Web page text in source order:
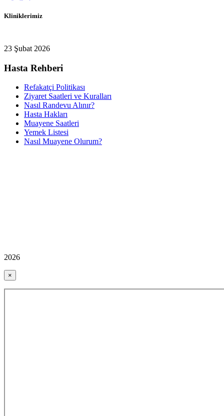
Kliniklerimiz
23 Şubat 2026
Hasta Rehberi
Refakatçi Politikası
Ziyaret Saatleri ve Kuralları
Nasıl Randevu Alınır?
Hasta Hakları
Muayene Saatleri
Yemek Listesi
Nasıl Muayene Olurum?
2026
×